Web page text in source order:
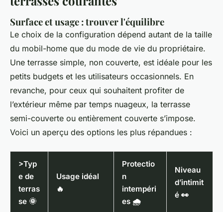
Surface et usage : trouver l'équilibre
Le choix de la configuration dépend autant de la taille
du mobil-home que du mode de vie du propriétaire.
Une terrasse simple, non couverte, est idéale pour les
petits budgets et les utilisateurs occasionnels. En
revanche, pour ceux qui souhaitent profiter de
l’extérieur même par temps nuageux, la terrasse
semi-couverte ou entièrement couverte s’impose.
Voici un aperçu des options les plus répandues :
>Typ
e de
terras
se 🌞
Usage idéal
🔥
Protectio
n
intempéri
es 🌧️
Niveau
d’intimit
é 👀